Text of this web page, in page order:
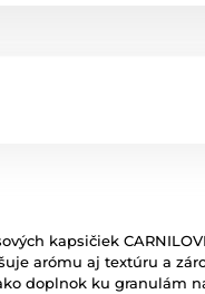
kapsičiek
arómu aj textúru a
doplnok ku granulám